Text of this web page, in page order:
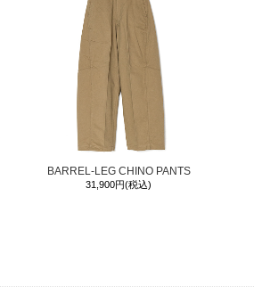
BARREL-LEG CHINO PANTS
31,900円(税込)